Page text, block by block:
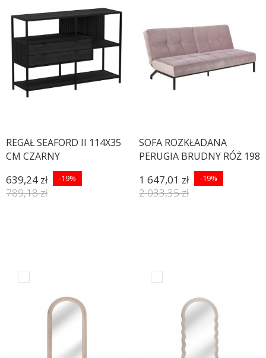
REGAŁ SEAFORD II 114X35
CM CZARNY
639,24 zł -19%
789,18 zł
SOFA ROZKŁADANA
PERUGIA BRUDNY RÓŻ 198
1 647,01 zł -19%
2 033,35 zł